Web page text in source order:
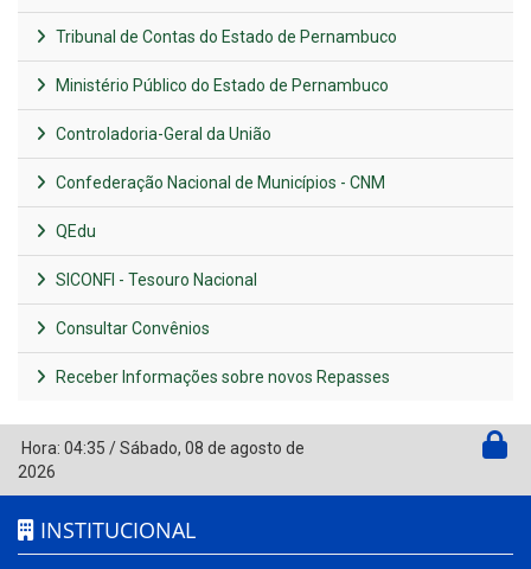
Tribunal de Contas do Estado de Pernambuco
Ministério Público do Estado de Pernambuco
Controladoria-Geral da União
Confederação Nacional de Municípios - CNM
QEdu
SICONFI - Tesouro Nacional
Consultar Convênios
Receber Informações sobre novos Repasses
Hora: 04:35 /Sábado, 08 de agosto de
2026
INSTITUCIONAL